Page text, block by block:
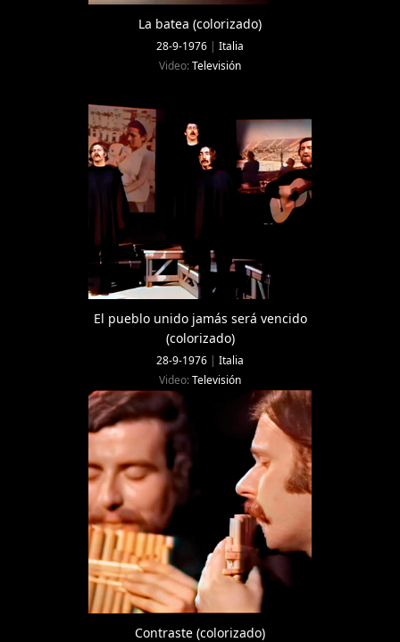
La batea (colorizado)
28-9-1976 | Italia
Video:Televisión
El pueblo unido jamás será vencido
(colorizado)
28-9-1976 | Italia
Video:Televisión
Contraste (colorizado)